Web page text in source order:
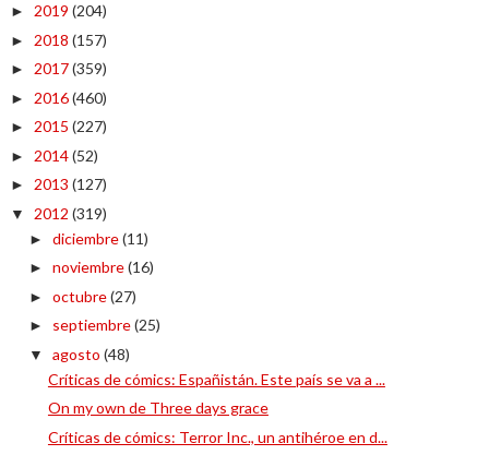
► 2019 (204)
► 2018 (157)
► 2017(359)
► 2016(460)
► 2015 (227)
► 2014(52)
► 2013 (127)
▼ 2012 (319)
► diciembre(11)
► noviembre(16)
► octubre(27)
► septiembre(25)
▼ agosto (48)
Críticas de cómics: Españistán. Este país se va a ...
On my own de Three days grace
Críticas de cómics: Terror Inc., un antihéroe en d...